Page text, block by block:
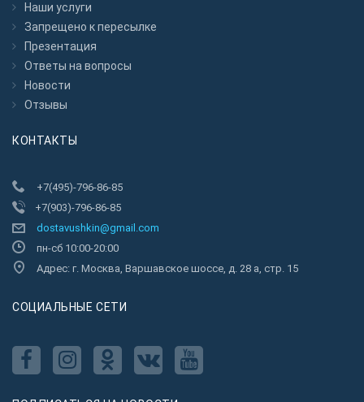
Наши услуги
Запрещено к пересылкe
Презентация
Ответы на вопросы
Новости
Отзывы
КОНТАКТЫ
+7(495)-796-86-85
+7(903)-796-86-85
dostavushkin@gmail.com
пн-сб 10:00-20:00
Адрес: г. Москва, Варшавское шоссе, д. 28 а, стр. 15
CОЦИАЛЬНЫЕ СЕТИ